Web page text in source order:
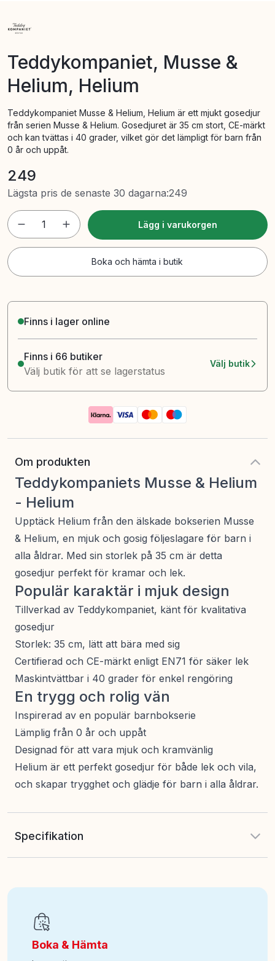
Teddykompaniet, Musse &
Helium, Helium
Teddykompaniet Musse & Helium, Helium är ett mjukt gosedjur
från serien Musse & Helium. Gosedjuret är 35 cm stort, CE-märkt
och kan tvättas i 40 grader, vilket gör det lämpligt för barn från
0 år och uppåt.
249
Lägsta pris de senaste 30 dagarna:249
1 Lägg i varukorgen
Boka och hämta i butik
Finns i lager online
Finns i 66 butiker
Välj butik för att se lagerstatus
Välj butik
Om produkten
Teddykompaniets Musse & Helium
- Helium
Upptäck Helium från den älskade bokserien Musse
& Helium, en mjuk och gosig följeslagare för barn i
alla åldrar. Med sin storlek på 35 cm är detta
gosedjur perfekt för kramar och lek.
Populär karaktär i mjuk design
Tillverkad av Teddykompaniet, känt för kvalitativa
gosedjur
Storlek: 35 cm, lätt att bära med sig
Certifierad och CE-märkt enligt EN71 för säker lek
Maskintvättbar i 40 grader för enkel rengöring
En trygg och rolig vän
Inspirerad av en populär barnbokserie
Lämplig från 0 år och uppåt
Designad för att vara mjuk och kramvänlig
Helium är ett perfekt gosedjur för både lek och vila,
och skapar trygghet och glädje för barn i alla åldrar.
Specifikation
Art nr:140-14008
Boka & Hämta